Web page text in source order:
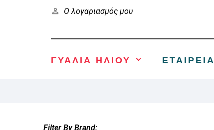
Ο λογαριασμός μου
ΓΥΑΛΙΑ ΗΛΙΟΥ ΕΤΑΙΡΕΊΑ
Filter By Brand